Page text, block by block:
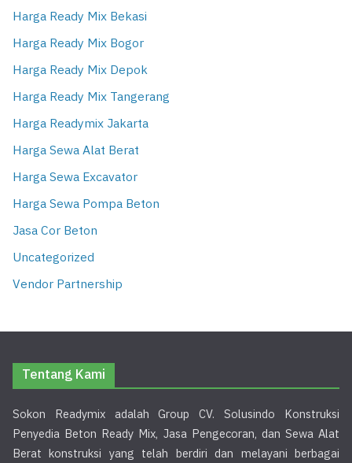
Harga Ready Mix Bekasi
Harga Ready Mix Bogor
Harga Ready Mix Depok
Harga Ready Mix Tangerang
Harga Readymix Jakarta
Harga Sewa Alat Berat
Harga Sewa Excavator
Harga Sewa Pompa Beton
Jasa Cor Beton
Uncategorized
Vendor Partnership
Tentang Kami
Sokon Readymix adalah Group CV. Solusindo Konstruksi
Penyedia Beton Ready Mix, Jasa Pengecoran, dan Sewa Alat
Berat konstruksi yang telah berdiri dan melayani berbagai